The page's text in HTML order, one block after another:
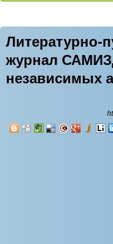
Литературно-
журнал
независимых